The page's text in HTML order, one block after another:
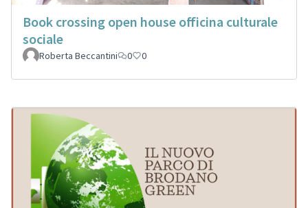
Book crossing open house officina culturale
sociale
Roberta Beccantini 0 0